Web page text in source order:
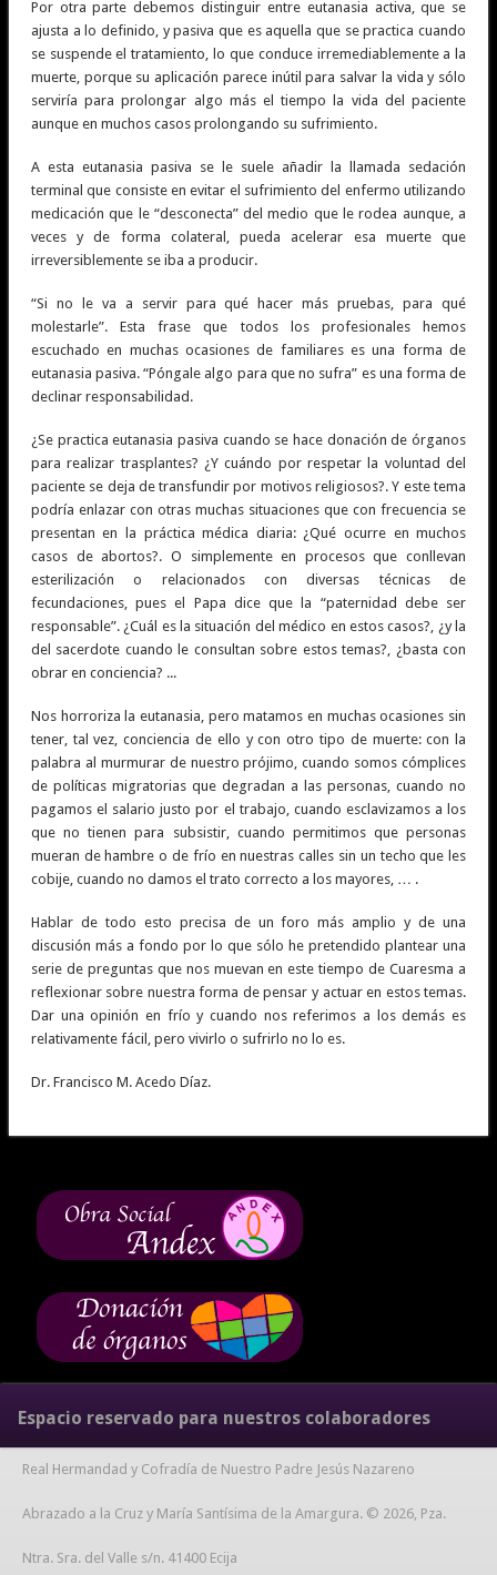
Por otra parte debemos distinguir entre eutanasia activa, que se
ajusta a lo definido, y pasiva que es aquella que se practica cuando
se suspende el tratamiento, lo que conduce irremediablemente a la
muerte, porque su aplicación parece inútil para salvar la vida y sólo
serviría para prolongar algo más el tiempo la vida del paciente
aunque en muchos casos prolongando su sufrimiento.
A esta eutanasia pasiva se le suele añadir la llamada sedación
terminal que consiste en evitar el sufrimiento del enfermo utilizando
medicación que le “desconecta” del medio que le rodea aunque, a
veces y de forma colateral, pueda acelerar esa muerte que
irreversiblemente se iba a producir.
“Si no le va a servir para qué hacer más pruebas, para qué
molestarle”. Esta frase que todos los profesionales hemos
escuchado en muchas ocasiones de familiares es una forma de
eutanasia pasiva. “Póngale algo para que no sufra” es una forma de
declinar responsabilidad.
¿Se practica eutanasia pasiva cuando se hace donación de órganos
para realizar trasplantes? ¿Y cuándo por respetar la voluntad del
paciente se deja de transfundir por motivos religiosos?. Y este tema
podría enlazar con otras muchas situaciones que con frecuencia se
presentan en la práctica médica diaria: ¿Qué ocurre en muchos
casos de abortos?. O simplemente en procesos que conllevan
esterilización o relacionados con diversas técnicas de
fecundaciones, pues el Papa dice que la “paternidad debe ser
responsable”. ¿Cuál es la situación del médico en estos casos?, ¿y la
del sacerdote cuando le consultan sobre estos temas?, ¿basta con
obrar en conciencia? ...
Nos horroriza la eutanasia, pero matamos en muchas ocasiones sin
tener, tal vez, conciencia de ello y con otro tipo de muerte: con la
palabra al murmurar de nuestro prójimo, cuando somos cómplices
de políticas migratorias que degradan a las personas, cuando no
pagamos el salario justo por el trabajo, cuando esclavizamos a los
que no tienen para subsistir, cuando permitimos que personas
mueran de hambre o de frío en nuestras calles sin un techo que les
cobije, cuando no damos el trato correcto a los mayores, … .
Hablar de todo esto precisa de un foro más amplio y de una
discusión más a fondo por lo que sólo he pretendido plantear una
serie de preguntas que nos muevan en este tiempo de Cuaresma a
reflexionar sobre nuestra forma de pensar y actuar en estos temas.
Dar una opinión en frío y cuando nos referimos a los demás es
relativamente fácil, pero vivirlo o sufrirlo no lo es.
Dr. Francisco M. Acedo Díaz.
Espacio reservado para nuestros colaboradores
Real Hermandad y Cofradía de Nuestro Padre Jesús Nazareno
Abrazado a la Cruz y María Santísima de la Amargura. © 2026, Pza.
Ntra. Sra. del Valle s/n. 41400 Ecija